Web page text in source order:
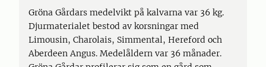
Gröna Gårdars medelvikt på kalvarna var 36 kg.
Djurmaterialet bestod av korsningar med
Limousin, Charolais, Simmental, Hereford och
Aberdeen Angus. Medelåldern var 36 månader.